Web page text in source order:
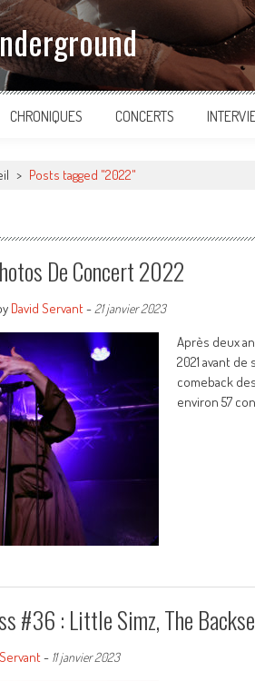
CHRONIQUES CONCERTS
> Posts tagged "2022"
De Concert 2022
David Servant- 21 janvier 2023
Après deux
2021 avant de
comeback
environ 57
#36 : Little Simz, The
- 11 janvier 2023